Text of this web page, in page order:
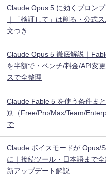
Claude Opus 5 に効くプロン
｜「検証して」は削る・公式
文つき
Claude Opus 5 徹底解説｜
を半額で・ベンチ/料金/API変
スで全整理
Claude Fable 5 を使う条件ま
別（Free/Pro/Max/Team/
で
Claude ボイスモードが Opus/
に｜接続ツール・日本語まで
新アップデート解説